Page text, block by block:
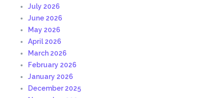
July 2026
June 2026
May 2026
April 2026
March 2026
February 2026
January 2026
December 2025